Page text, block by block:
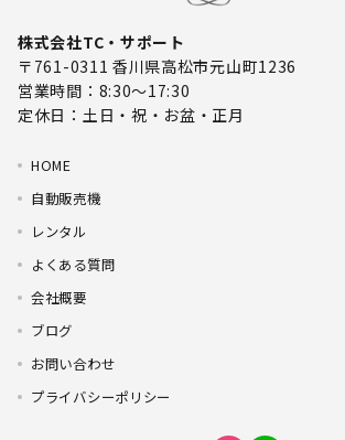
株式会社TC・サポート
〒761-0311 香川県高松市元山町1236
営業時間：8:30～17:30
定休日：土日・祝・お盆・正月
HOME
自動販売機
レンタル
よくある質問
会社概要
ブログ
お問い合わせ
プライバシーポリシー